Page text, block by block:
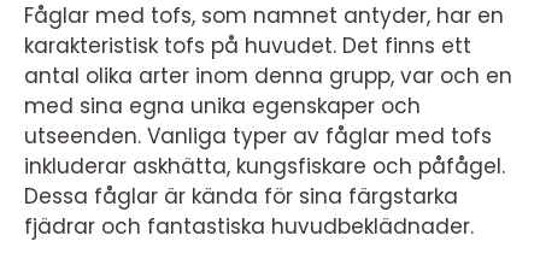
Fåglar med tofs, som namnet antyder, har en
karakteristisk tofs på huvudet. Det finns ett
antal olika arter inom denna grupp, var och en
med sina egna unika egenskaper och
utseenden. Vanliga typer av fåglar med tofs
inkluderar askhätta, kungsfiskare och påfågel.
Dessa fåglar är kända för sina färgstarka
fjädrar och fantastiska huvudbeklädnader.